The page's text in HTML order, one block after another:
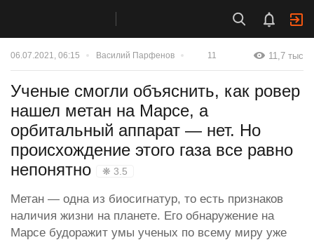
06.07.2021, 06:15 Василий Парфенов 11 11,7 тыс
Ученые смогли объяснить, как ровер
нашел метан на Марсе, а
орбитальный аппарат — нет. Но
происхождение этого газа все равно
непонятно
❋ 3.5
Метан — одна из биосигнатур, то есть признаков
наличия жизни на планете. Его обнаружение на
Марсе будоражит умы ученых по всему миру уже